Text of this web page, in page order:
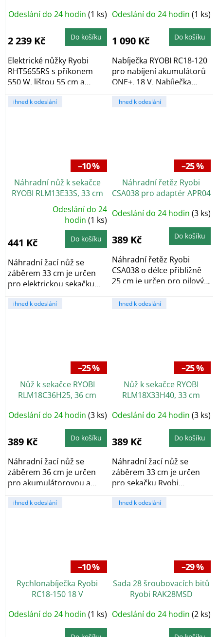
Odeslání do 24 hodin (1 ks)
2 239 Kč Do košíku
Elektrické nůžky Ryobi
RHT5655RS s příkonem
550 W, lištou 55 cm a
řeznou kapacitou 26...
Odeslání do 24 hodin (1 ks)
1 090 Kč Do košíku
Nabíječka RYOBI RC18-120
pro nabíjení akumulátorů
ONE+. 18 V. Nabíječka
pracuje s...
ihned k odeslání
–10 %
Náhradní nůž k sekačce
RYOBI RLM13E33S, 33 cm
5,0
z
5
Odeslání do 24
hodin (1 ks)
441 Kč Do košíku
Náhradní žací nůž se
záběrem 33 cm je určen
pro elektrickou sekačku
Ryobi RLM13E33S....
ihned k odeslání
–25 %
Náhradní řetěz Ryobi
CSA038 pro adaptér APR04
Odeslání do 24 hodin (3 ks)
389 Kč Do košíku
Náhradní řetěz Ryobi
CSA038 o délce přibližně
25 cm je určen pro pilový
ihned k odeslání
–25 %
Nůž k sekačce RYOBI
RLM18C36H25, 36 cm
Odeslání do 24 hodin (3 ks)
389 Kč Do košíku
Náhradní žací nůž se
záběrem 36 cm je určen
pro akumulátorovou a
hybridní sekačku Ryobi...
ihned k odeslání
–25 %
Nůž k sekačce RYOBI
RLM18X33H40, 33 cm
Odeslání do 24 hodin (3 ks)
389 Kč Do košíku
Náhradní žací nůž se
záběrem 33 cm je určen
pro sekačku Ryobi
RLM18X33H40. Obnovuje...
ihned k odeslání
–10 %
Rychlonabíječka Ryobi
RC18-150 18 V
Odeslání do 24 hodin (1 ks)
ihned k odeslání
–29 %
Sada 28 šroubovacích bitů
Ryobi RAK28MSD
Odeslání do 24 hodin (2 ks)